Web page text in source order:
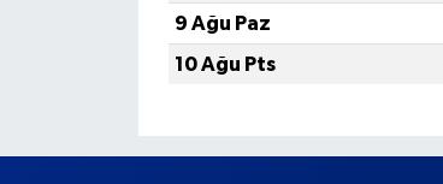
9 Ağu Paz
10 Ağu Pts